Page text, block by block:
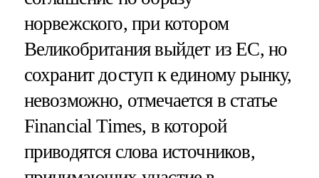
норвежского, при котором
Великобритания выйдет из ЕС, но
сохранит доступ к единому рынку,
невозможно, отмечается в статье
Financial Times, в которой
приводятся слова источников,